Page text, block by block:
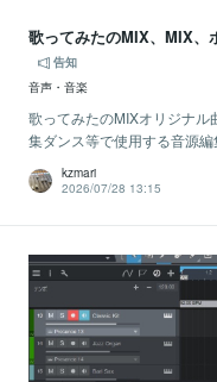
歌ってみたのMIX、MIX、
告知
音声・音楽
歌ってみたのMIXオリジナ
集ダンス等で使用する音源
kzmari
2026/07/28 13:15